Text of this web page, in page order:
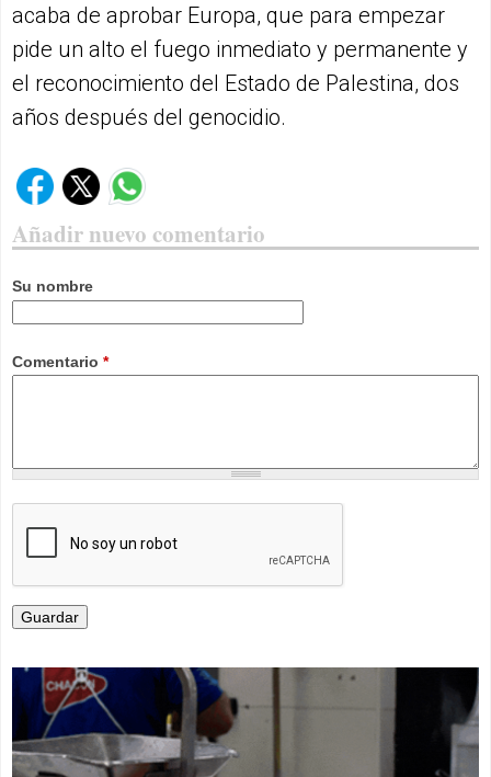
acaba de aprobar Europa, que para empezar
pide un alto el fuego inmediato y permanente y
el reconocimiento del Estado de Palestina, dos
años después del genocidio.
Añadir nuevo comentario
Su nombre
Comentario *